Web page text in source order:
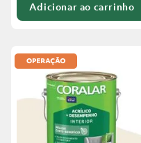
Adicionar ao carrinho